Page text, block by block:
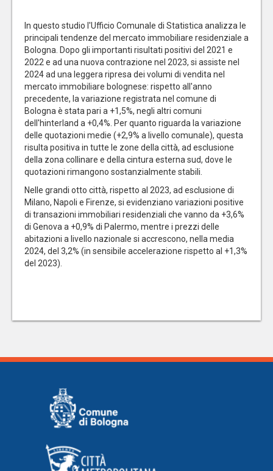
In questo studio l'Ufficio Comunale di Statistica analizza le
principali tendenze del mercato immobiliare residenziale a
Bologna. Dopo gli importanti risultati positivi del 2021 e
2022 e ad una nuova contrazione nel 2023, si assiste nel
2024 ad una leggera ripresa dei volumi di vendita nel
mercato immobiliare bolognese: rispetto all'anno
precedente, la variazione registrata nel comune di
Bologna è stata pari a +1,5%, negli altri comuni
dell'hinterland a +0,4%. Per quanto riguarda la variazione
delle quotazioni medie (+2,9% a livello comunale), questa
risulta positiva in tutte le zone della città, ad esclusione
della zona collinare e della cintura esterna sud, dove le
quotazioni rimangono sostanzialmente stabili.
Nelle grandi otto città, rispetto al 2023, ad esclusione di
Milano, Napoli e Firenze, si evidenziano variazioni positive
di transazioni immobiliari residenziali che vanno da +3,6%
di Genova a +0,9% di Palermo, mentre i prezzi delle
abitazioni a livello nazionale si accrescono, nella media
2024, del 3,2% (in sensibile accelerazione rispetto al +1,3%
del 2023).